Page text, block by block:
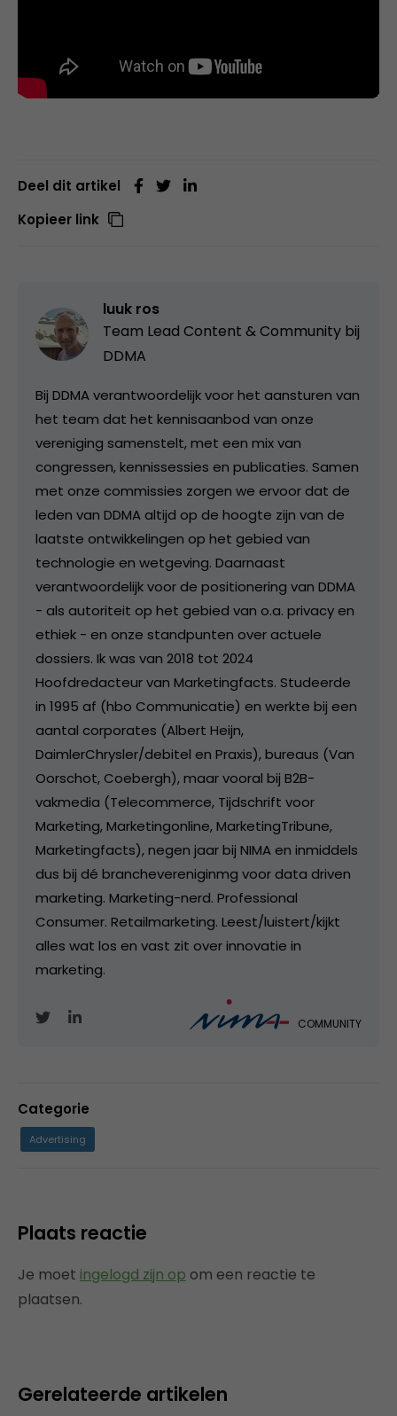
Deel dit artikel
Kopieer link
luuk ros
Team Lead Content & Community bij
DDMA
Bij DDMA verantwoordelijk voor het aansturen van
het team dat het kennisaanbod van onze
vereniging samenstelt, met een mix van
congressen, kennissessies en publicaties. Samen
met onze commissies zorgen we ervoor dat de
leden van DDMA altijd op de hoogte zijn van de
laatste ontwikkelingen op het gebied van
technologie en wetgeving. Daarnaast
verantwoordelijk voor de positionering van DDMA
- als autoriteit op het gebied van o.a. privacy en
ethiek - en onze standpunten over actuele
dossiers. Ik was van 2018 tot 2024
Hoofdredacteur van Marketingfacts. Studeerde
in 1995 af (hbo Communicatie) en werkte bij een
aantal corporates (Albert Heijn,
DaimlerChrysler/debitel en Praxis), bureaus (Van
Oorschot, Coebergh), maar vooral bij B2B-
vakmedia (Telecommerce, Tijdschrift voor
Marketing, Marketingonline, MarketingTribune,
Marketingfacts), negen jaar bij NIMA en inmiddels
dus bij dé branchevereniginmg voor data driven
marketing. Marketing-nerd. Professional
Consumer. Retailmarketing. Leest/luistert/kijkt
alles wat los en vast zit over innovatie in
marketing.
COMMUNITY
Categorie
Advertising
Plaats reactie
Je moet ingelogd zijn op om een reactie te
plaatsen.
Gerelateerde artikelen